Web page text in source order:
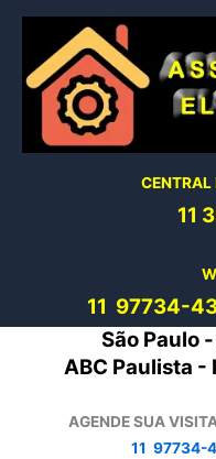
conteúdo
CENTRAL
11
11 97734-4
São Paulo
ABC Paulista -
AGENDE SUA
11 97734-